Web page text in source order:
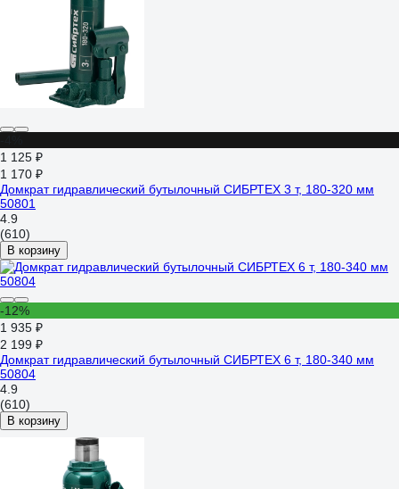
1 125 ₽
1 170 ₽
Домкрат гидравлический бутылочный СИБРТЕХ 3 т, 180-320 мм
50801
4.9
(610)
В корзину
-12%
1 935 ₽
2 199 ₽
Домкрат гидравлический бутылочный СИБРТЕХ 6 т, 180-340 мм
50804
4.9
(610)
В корзину